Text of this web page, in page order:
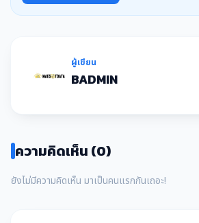
ผู้เขียน
BADMIN
ความคิดเห็น (0)
ยังไม่มีความคิดเห็น มาเป็นคนแรกกันเถอะ!